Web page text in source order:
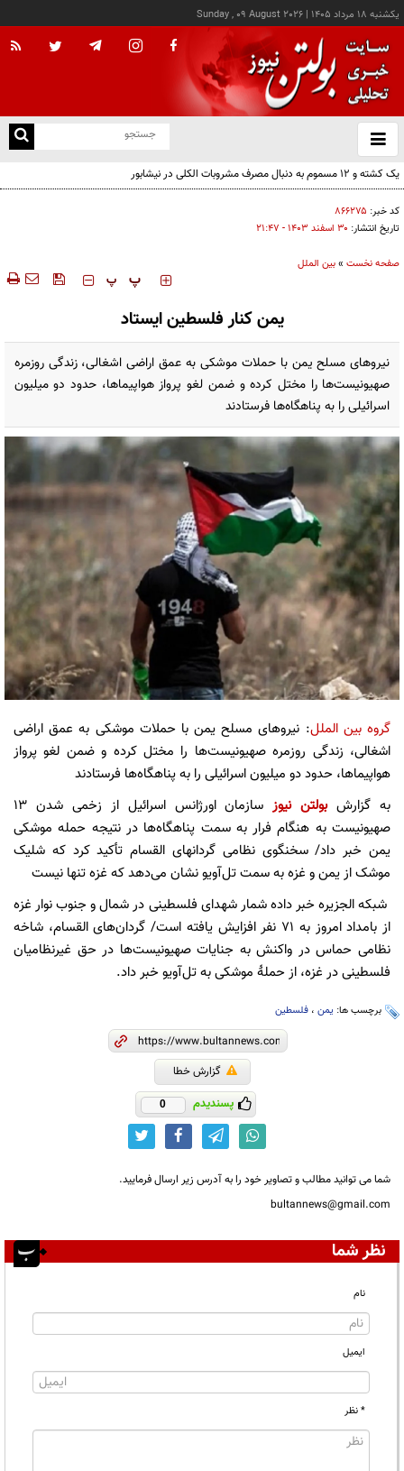
يکشنبه ۱۸ مرداد ۱۴۰۵ |
Sunday , 09 August 2026
باز
و
کد خبر: ۸۶۶۲۷۵
تاریخ انتشار: ۳۰ اسفند ۱۴۰۳ - ۲۱:۴۷
صفحه نخست »بین الملل
‍‍‍ پ پ
یمن کنار فلسطین ایستاد
نیروهای مسلح یمن با حملات موشکی به عمق اراضی اشغالی، زندگی روزمره
صهیونیست‌ها را مختل کرده و ضمن لغو پرواز هواپیماها، حدود دو میلیون
اسرائیلی را به پناهگاه‌ها فرستادند
گروه بین الملل: نیروهای مسلح یمن با حملات موشکی به عمق اراضی
اشغالی، زندگی روزمره صهیونیست‌ها را مختل کرده و ضمن لغو پرواز
هواپیماها، حدود دو میلیون اسرائیلی را به پناهگاه‌ها فرستادند
به گزارشبولتن نیوز
سازمان اورژانس اسرائیل از زخمی شدن ۱۳
صهیونیست به هنگام فرار به سمت پناهگاه‌ها در نتیجه حمله موشکی
یمن خبر داد/ سخنگوی نظامی گردانهای القسام تأکید کرد که شلیک
موشک از یمن و غزه به سمت تل‌آویو نشان می‌دهد که غزه تنها نیست
شبکه الجزیره خبر داده شمار شهدای فلسطینی در شمال و جنوب نوار غزه
از بامداد امروز به ۷۱ نفر افزایش یافته است/ گردان‌های القسام، شاخه
نظامی حماس در واکنش به جنایات صهیونیست‌ها در حق غیرنظامیان
فلسطینی در غزه، از حملۀ موشکی به تل‌آویو خبر داد.
برچسب ها: یمن ، فلسطین
گزارش خطا
پسندیدم 0
شما می توانید مطالب و تصاویر خود را به آدرس زیر ارسال فرمایید.
bultannews@gmail.com
نظر شما
نام
ایمیل
* نظر